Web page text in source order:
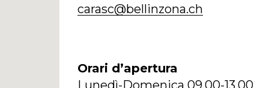
carasc@bellinzona.ch
Orari d’apertura
Lunedì-Domenica 09.00-13.00